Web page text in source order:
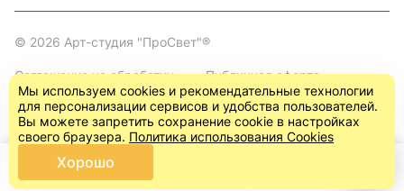
© 2026 Арт-студия "ПроСвет"®
Соглашение на обработку
персональных данных
Публичная оферта
(пользовательское
соглашение)
Главная Каталог
Мы используем cookies и рекомендательные технологии
для персонализации сервисов и удобства пользователей.
Вы можете запретить сохранение cookie в настройках
своего браузера. Политика использования Cookies
Хорошо